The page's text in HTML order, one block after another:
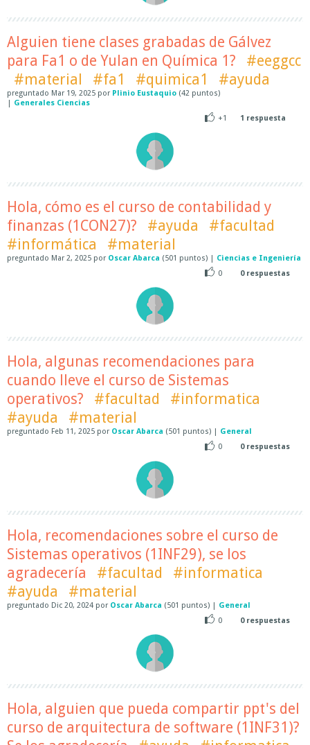
Alguien tiene clases grabadas de Gálvez
para Fa1 o de Yulan en Química 1?
#eeggcc
#material
#fa1 #quimica1 #ayuda
preguntado Mar 19, 2025 por Plinio Eustaquio (42 puntos)
| Generales Ciencias
+1
1 respuesta
Hola, cómo es el curso de contabilidad y
finanzas (1CON27)?
#ayuda
#facultad
#informática
#material
preguntado Mar 2, 2025 por Oscar Abarca (501 puntos) | Ciencias e Ingeniería
0
0respuestas
Hola, algunas recomendaciones para
cuando lleve el curso de Sistemas
operativos?
#facultad
#informatica
#ayuda
#material
preguntado Feb 11, 2025 por Oscar Abarca (501 puntos) | General
0
0respuestas
Hola, recomendaciones sobre el curso de
Sistemas operativos (1INF29), se los
agradecería
#facultad
#informatica
#ayuda
#material
preguntado Dic 20, 2024 por Oscar Abarca (501 puntos) | General
0
0respuestas
Hola, alguien que pueda compartir ppt's del
curso de arquitectura de software (1INF31)?